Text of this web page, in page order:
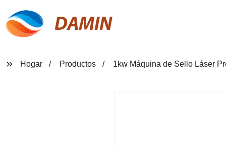
DAMIN
Hogar Productos 1kw Máquina de Sello Láser